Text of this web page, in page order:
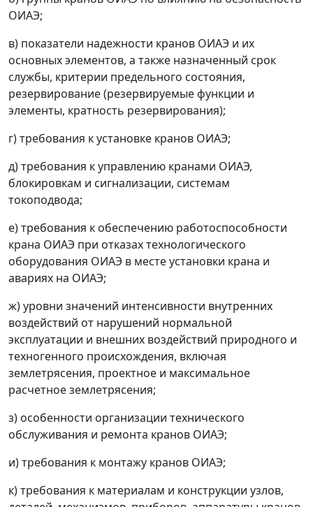
ОИАЭ;
в) показатели надежности кранов ОИАЭ и их
основных элементов, а также назначенный срок
службы, критерии предельного состояния,
резервирование (резервируемые функции и
элементы, кратность резервирования);
г) требования к установке кранов ОИАЭ;
д) требования к управлению кранами ОИАЭ,
блокировкам и сигнализации, системам
токоподвода;
е) требования к обеспечению работоспособности
крана ОИАЭ при отказах технологического
оборудования ОИАЭ в месте установки крана и
авариях на ОИАЭ;
ж) уровни значений интенсивности внутренних
воздействий от нарушений нормальной
эксплуатации и внешних воздействий природного и
техногенного происхождения, включая
землетрясения, проектное и максимальное
расчетное землетрясения;
з) особенности организации технического
обслуживания и ремонта кранов ОИАЭ;
и) требования к монтажу кранов ОИАЭ;
к) требования к материалам и конструкции узлов,